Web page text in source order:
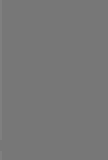
ihren Stärken zu
bestärken ihr
zu nehmen.“